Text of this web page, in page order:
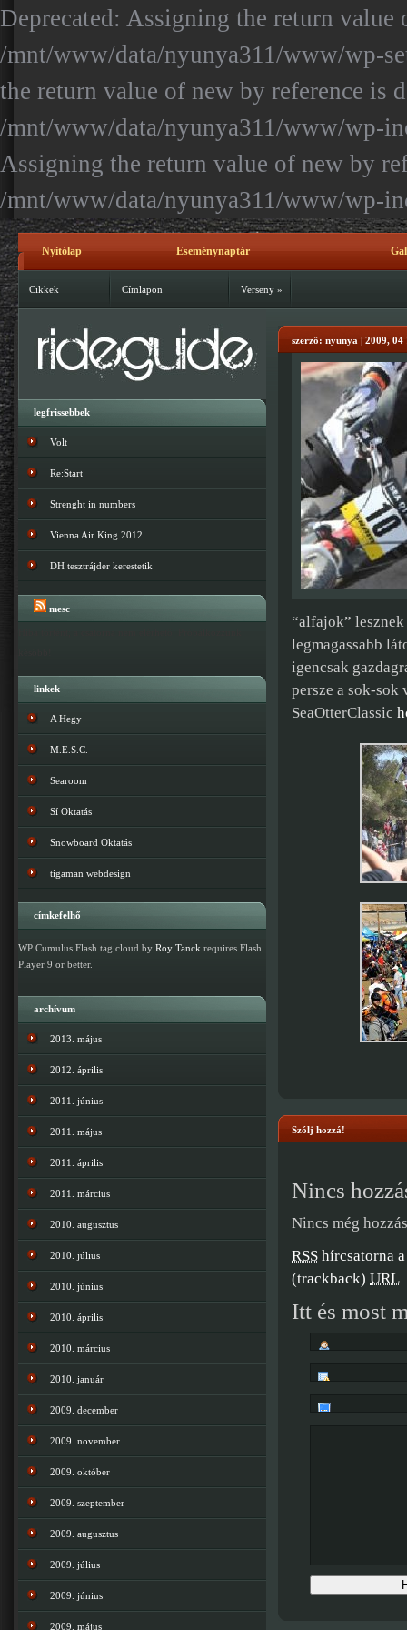
Deprecated: Assigning the return value
/mnt/www/data/nyunya311/www/wp-
the return value of new by reference is
/mnt/www/data/nyunya311/www/wp-
Assigning the return value of new by
/mnt/www/data/nyunya311/www/wp-
Nyitólap Eseménynaptár
Kapcsolat
Cikkek Címlapon Verseny »
szerző: nyunya | 2009, 04
“alfajok”
legmagassabb
igencsak
persze a sok-sok
SeaOtterClassic
Szólj hozzá!
Nincs
Nincs még
RSS hírcsatorna
(trackback) URL
Itt és most
legfrissebbek
Volt
Re:Start
Strenght in numbers
Vienna Air King 2012
DH tesztrájder kerestetik
mesc
linkek
A Hegy
M.E.S.C.
Searoom
Sí Oktatás
Snowboard Oktatás
tigaman webdesign
címkefelhő
WP Cumulus Flash tag cloud by Roy Tanck requires Flash
Player 9 or better.
archívum
2013. május
2012. április
2011. június
2011. május
2011. április
2011. március
2010. augusztus
2010. július
2010. június
2010. április
2010. március
2010. január
2009. december
2009. november
2009. október
2009. szeptember
2009. augusztus
2009. július
2009. június
2009. május